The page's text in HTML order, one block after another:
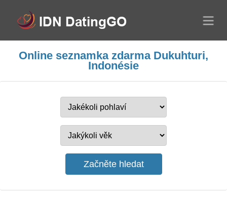
Online seznamka zdarma Dukuhturi,
Indonésie